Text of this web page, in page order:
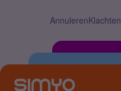
AnnulerenKlachten